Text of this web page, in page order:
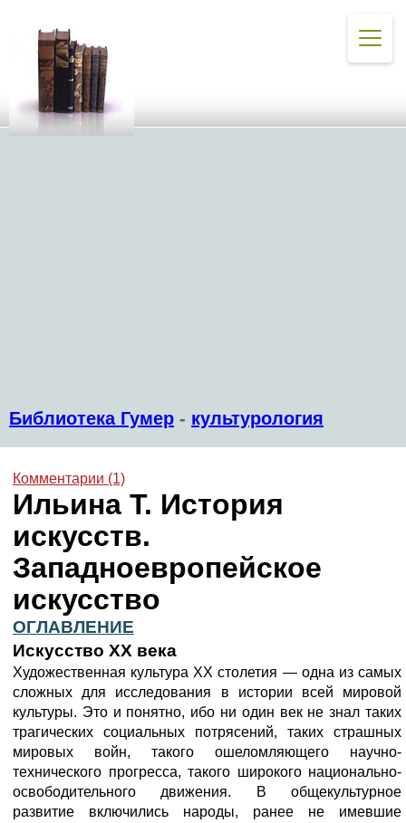
Библиотека Гумер - культурология
Комментарии (1)
Ильина Т. История
искусств.
Западноевропейское
искусство
ОГЛАВЛЕНИЕ
Искусство XX века
Художественная культура XX столетия — одна из самых
сложных для исследования в истории всей мировой
культуры. Это и понятно, ибо ни один век не знал таких
трагических социальных потрясений, таких страшных
мировых войн, такого ошеломляющего научно-
технического прогресса, такого широкого национально-
освободительного движения. В общекультурное
развитие включились народы, ранее не имевшие